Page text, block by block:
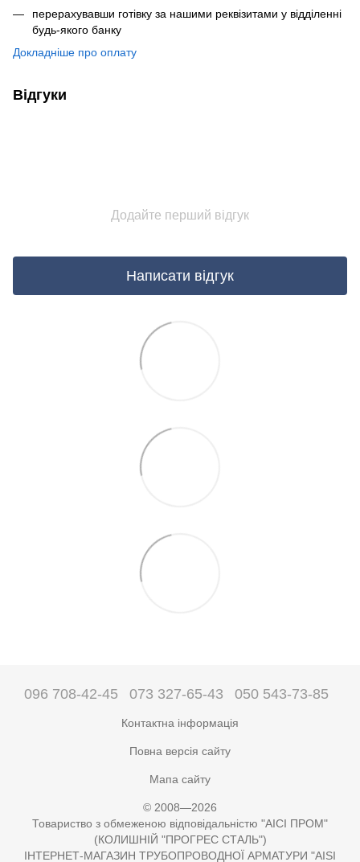
перерахувавши готівку за нашими реквізитами у відділенні
будь-якого банку
Докладніше про оплату
Відгуки
Додайте перший відгук
Написати відгук
096 708-42-45 073 327-65-43 050 543-73-85
Контактна інформація
Повна версія сайту
Мапа сайту
© 2008—2026
Товариство з обмеженою відповідальністю "АІСІ ПРОМ"
(КОЛИШНІЙ "ПРОГРЕС СТАЛЬ")
ІНТЕРНЕТ-МАГАЗИН ТРУБОПРОВОДНОЇ АРМАТУРИ "AISI